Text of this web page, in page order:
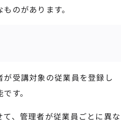
のがあります。
受講対象の従業員を登録し
す。
、管理者が従業員ごとに異な